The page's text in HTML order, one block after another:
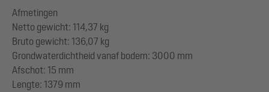
Afmetingen
Netto gewicht: 114,37 kg
Bruto gewicht: 136,07 kg
Grondwaterdichtheid vanaf bodem: 3000 mm
Afschot: 15 mm
Lengte: 1379 mm